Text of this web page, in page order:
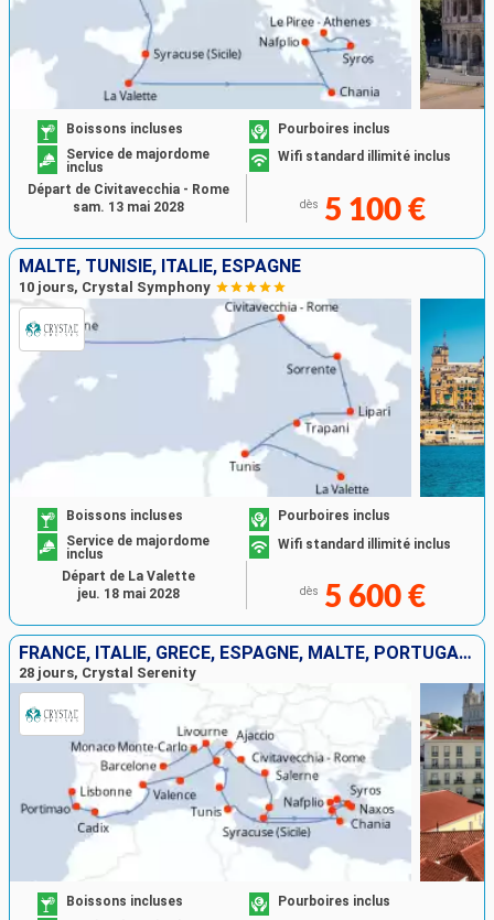
Boissons incluses
Pourboires inclus
Service de majordome
inclus
Wifi standard illimité inclus
dès 5 100 €
Départ de Civitavecchia - Rome
sam. 13 mai 2028
MALTE, TUNISIE, ITALIE, ESPAGNE
10 jours, Crystal Symphony
Boissons incluses
Pourboires inclus
Service de majordome
inclus
Wifi standard illimité inclus
dès 5 600 €
Départ de La Valette
jeu. 18 mai 2028
FRANCE, ITALIE, GRÈCE, ESPAGNE, MALTE, PORTUGAL, MINORQUE, TUNISIE, MONACO
28 jours, Crystal Serenity
Boissons incluses
Pourboires inclus